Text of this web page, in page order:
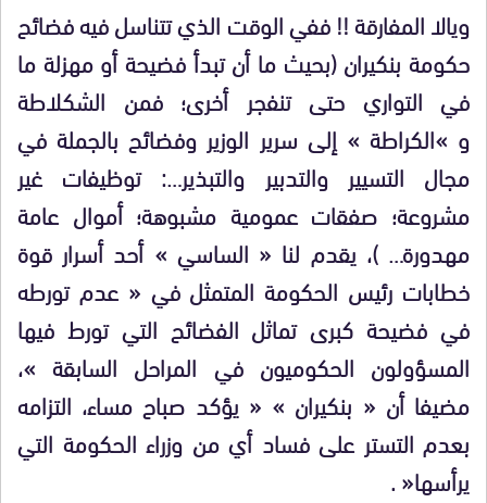
ويالا المفارقة!!ففي الوقت الذي تتناسل فيه فضائح
حكومة بنكيران (بحيث ما أن تبدأ فضيحة أو مهزلة ما
في التواري حتى تنفجر أخرى؛ فمن الشكلاطة
و »الكراطة » إلى سرير الوزير وفضائح بالجملة في
مجال التسيير والتدبير والتبذير…: توظيفات غير
مشروعة؛ صفقات عمومية مشبوهة؛ أموال عامة
مهدورة… )، يقدم لنا « الساسي » أحدأسرار قوة
خطابات رئيس الحكومة المتمثل في « عدم تورطه
في فضيحة كبرى تماثل الفضائح التي تورط فيها
المسؤولون الحكوميون في المراحل السابقة »،
مضيفا أن « بنكيران » « يؤكد صباح مساء، التزامه
بعدم التستر على فساد أي من وزراء الحكومة التي
يرأسها« .